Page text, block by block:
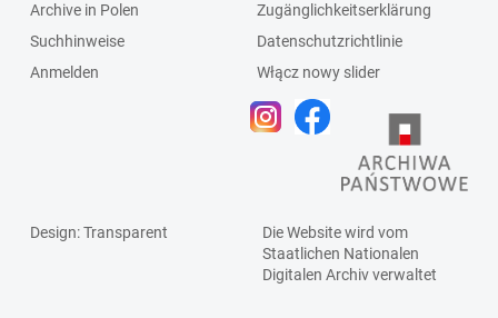
Archive in Polen
Suchhinweise
Anmelden
Zugänglichkeitserklärung
Datenschutzrichtlinie
Włącz nowy slider
Design: Transparent
Die Website wird vom
Staatlichen Nationalen
Digitalen Archivverwaltet